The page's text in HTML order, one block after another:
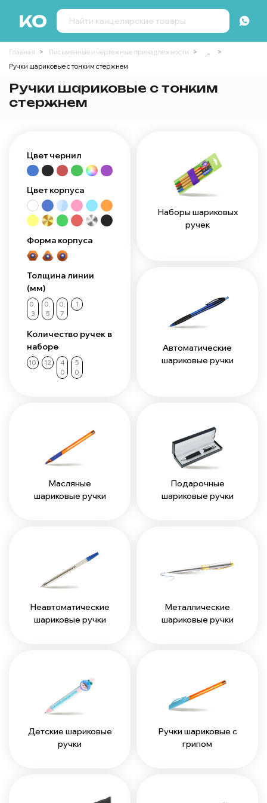
Главная Письменные и чертежные принадлежности
...
Ручки шариковые с тонким стержнем
Ручки шариковые с тонким
стержнем
Цвет чернил
Цвет корпуса
Форма корпуса
Толщина линии
(мм)
0,
3
0,
5
0,
7
1
Количество ручек в
наборе
10 12
4
0
5
0
Наборы шариковых
ручек
Автоматические
шариковые ручки
Масляные
шариковые ручки
Подарочные
шариковые ручки
Неавтоматические
шариковые ручки
Металлические
шариковые ручки
Детские шариковые
ручки
Ручки шариковые с
грипом